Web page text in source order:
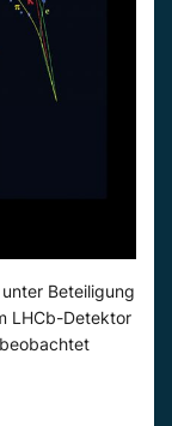
Beteiligung
LHCb-Detektor